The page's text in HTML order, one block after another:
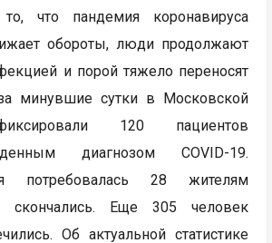
что пандемия коронавируса
обороты, люди продолжают
и порой тяжело переносят
минувшие сутки в Московской
120 пациентов
диагнозом COVID-19.
потребовалась 28 жителям
скончались. Еще 305 человек
Об актуальной статистике